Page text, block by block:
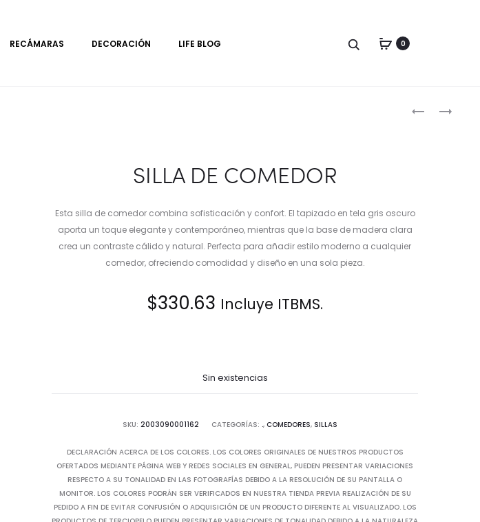
RECÁMARAS DECORACIÓN LIFE BLOG 0
SILLA DE COMEDOR
Esta silla de comedor combina sofisticación y confort. El tapizado en tela gris oscuro
aporta un toque elegante y contemporáneo, mientras que la base de madera clara
crea un contraste cálido y natural. Perfecta para añadir estilo moderno a cualquier
comedor, ofreciendo comodidad y diseño en una sola pieza.
$330.63 Incluye ITBMS.
Sin existencias
SKU: 2003090001162 CATEGORÍAS: ., COMEDORES, SILLAS
DECLARACIÓN ACERCA DE LOS COLORES. LOS COLORES ORIGINALES DE NUESTROS PRODUCTOS
OFERTADOS MEDIANTE PÁGINA WEB Y REDES SOCIALES EN GENERAL, PUEDEN PRESENTAR VARIACIONES
RESPECTO A SU TONALIDAD EN LAS FOTOGRAFÍAS DEBIDO A LA RESOLUCIÓN DE SU PANTALLA O
MONITOR. LOS COLORES PODRÁN SER VERIFICADOS EN NUESTRA TIENDA PREVIA REALIZACIÓN DE SU
PEDIDO A FIN DE EVITAR CONFUSIÓN O ADQUISICIÓN DE UN PRODUCTO DIFERENTE AL VISUALIZADO. LOS